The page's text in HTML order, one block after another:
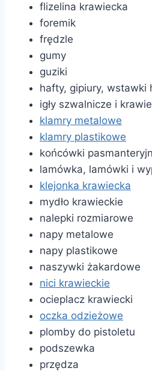
flizelina krawiecka
foremik
frędzle
gumy
guziki
hafty, gipiury, wstawki
igły szwalnicze i
klamry metalowe
klamry plastikowe
końcówki
lamówka, lamówki i
klejonka krawiecka
mydło krawieckie
nalepki rozmiarowe
napy metalowe
napy plastikowe
naszywki żakardowe
nici krawieckie
ocieplacz krawiecki
oczka odzieżowe
plomby do pistoletu
podszewka
przędza